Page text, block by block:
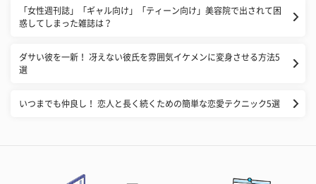
​「女性週刊誌」「ギャル向け」「ティーン向け」美容院で出されて困
惑してしまった雑誌は？
ダサい彼を一新！ 冴えない彼氏を雰囲気イケメンに変身させる方法5
選
いつまでも仲良し！ 恋人と長く続くための簡単な恋愛テクニック5選